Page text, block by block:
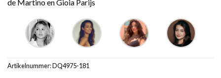
de Martino en Gioia Parijs
Artikelnummer:DQ4975-181